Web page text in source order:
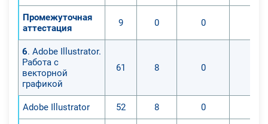
Промежуточная
аттестация
9 0 0
6. Adobe Illustrator.
Работа с
векторной
графикой
61 8 0
Adobe Illustrator 52 8 0